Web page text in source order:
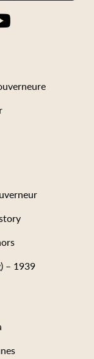
– 1939